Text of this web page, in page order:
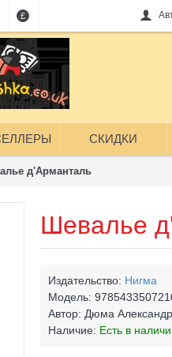
£
СКИДКИ
д'Арманталь
Шевалье
Издательство: Нигма
Модель:
Автор: Дюма Александр
Наличие: Есть в